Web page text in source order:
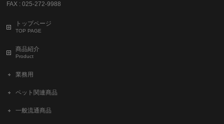
FAX : 025-272-9988
トップページ
TOP PAGE
商品紹介
Product
業務用
ペット関連商品
一般流通商品